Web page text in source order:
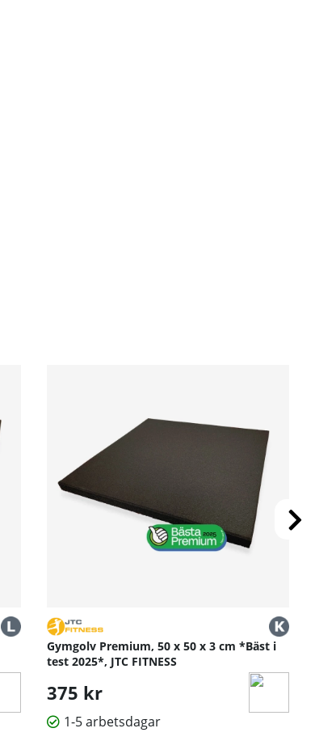
Gymgolv Premium, 50 x 50 x 3 cm *Bäst i
test 2025*, JTC FITNESS
375 kr
1-5 arbetsdagar